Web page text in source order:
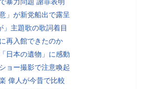
」が新党船出で露呈
」主題歌の歌詞着目
再入館できたのか
日本の遺物」に感動
ョー撮影で注意喚起
偉人が今昔で比較